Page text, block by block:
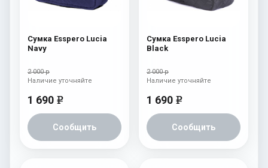
Сумка Esspero Lucia
Navy
2 000 р
1 690 e
Сообщить
Наличие уточняйте
Сумка Esspero Lucia
Black
2 000 р
1 690 e
Сообщить
Наличие уточняйте